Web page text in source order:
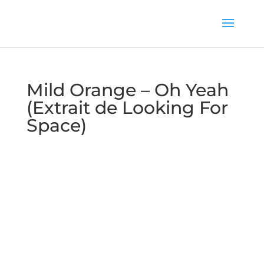
Mild Orange – Oh Yeah
(Extrait de Looking For
Space)